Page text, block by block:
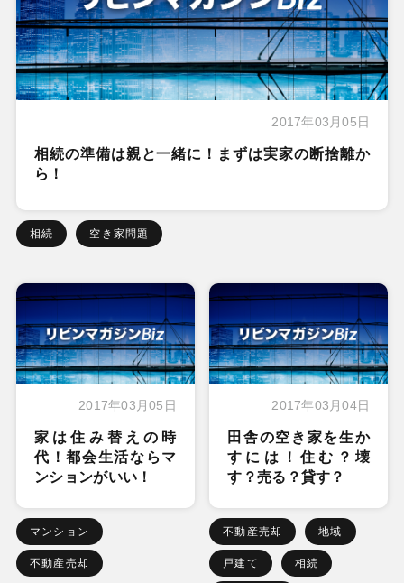
2017年03月05日
相続の準備は親と一緒に！まずは実家の断捨離か
ら！
相続 空き家問題
2017年03月05日
家は住み替えの時
代！都会生活ならマ
ンションがいい！
マンション
不動産売却
2017年03月04日
田舎の空き家を生か
すには！住む？壊
す？売る？貸す？
不動産売却 地域
戸建て 相続